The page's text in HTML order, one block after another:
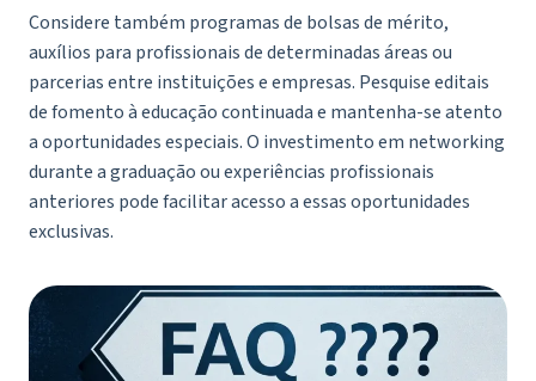
Considere também programas de bolsas de mérito,
auxílios para profissionais de determinadas áreas ou
parcerias entre instituições e empresas. Pesquise editais
de fomento à educação continuada e mantenha-se atento
a oportunidades especiais. O investimento em networking
durante a graduação ou experiências profissionais
anteriores pode facilitar acesso a essas oportunidades
exclusivas.